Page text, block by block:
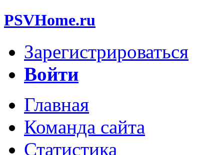
PSVHome.ru
Зарегистрироваться
Войти
Главная
Команда сайта
Статистика